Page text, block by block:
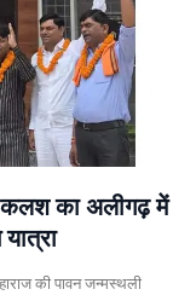
कलश का अलीगढ़ में
की पावन जन्मस्थली